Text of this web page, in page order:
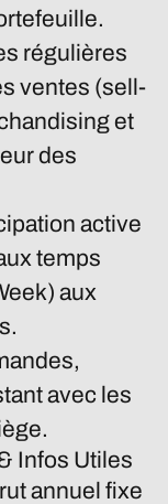
régulières
ventes (sell-
et
des
active
temps
aux
avec les
Infos Utiles
annuel fixe